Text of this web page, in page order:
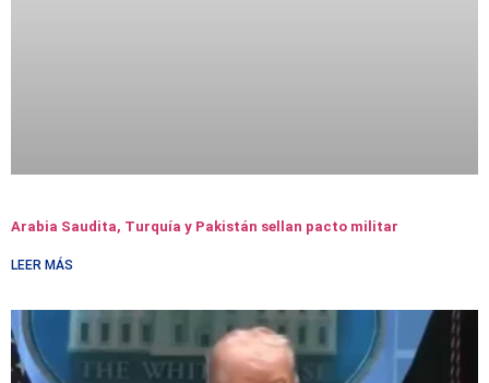
Arabia Saudita, Turquía y Pakistán sellan pacto militar
LEER MÁS